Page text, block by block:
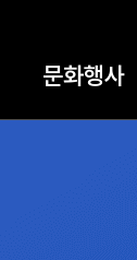
문화행사